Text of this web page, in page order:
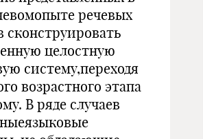
речевых
сконструировать
целостную
систему,переходя
возрастного этапа
В ряде случаев